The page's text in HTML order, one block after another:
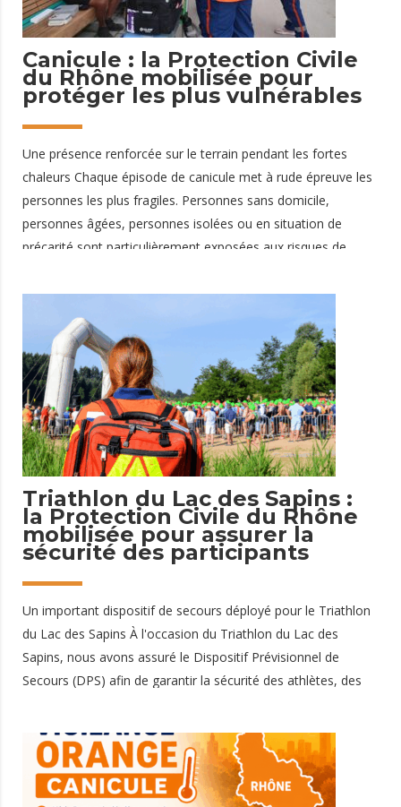
30 juin 2026
Canicule : la Protection Civile
du Rhône mobilisée pour
protéger les plus vulnérables
Une présence renforcée sur le terrain pendant les fortes
chaleurs Chaque épisode de canicule met à rude épreuve les
personnes les plus fragiles. Personnes sans domicile,
personnes âgées, personnes isolées ou en situation de
précarité sont particulièrement exposées aux risques de
les bénévoles de la Protection Civile du Rhône renforcent leur
présence sur le terrain à travers des maraudes d'eau
organisées dans les rues de Lyon. Leur objectif : aller à la
rencontre des personnes les plus vulnérables, leur apporter
une aide concrète et les sensibiliser aux risques liés aux
26 juin 2026
Triathlon du Lac des Sapins :
la Protection Civile du Rhône
mobilisée pour assurer la
sécurité des participants
Un important dispositif de secours déployé pour le Triathlon
du Lac des Sapins À l'occasion du Triathlon du Lac des
Sapins, nous avons assuré le Dispositif Prévisionnel de
Secours (DPS) afin de garantir la sécurité des athlètes, des
et course à pied, nécessitent une organisation rigoureuse et
un dispositif de secours adapté pour intervenir rapidement
sur un parcours étendu. 20 secouristes mobilisés et des